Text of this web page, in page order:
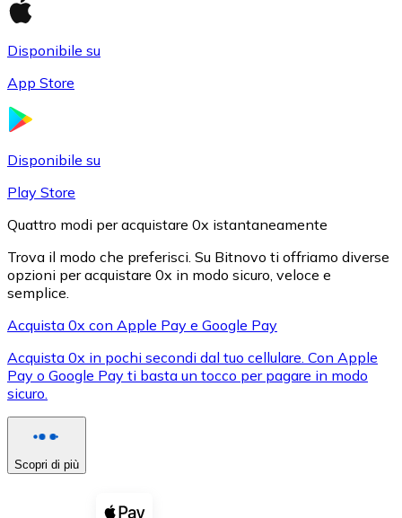
XRP
XRP
Vedi tutto
Buoni cripto
Disponibile su
App Store
Disponibile su
Play Store
Quattro modi per acquistare 0x istantaneamente
Trova il modo che preferisci. Su Bitnovo ti offriamo diverse
opzioni per acquistare 0x in modo sicuro, veloce e
semplice.
Acquista 0x con Apple Pay e Google Pay
Acquista 0x in pochi secondi dal tuo cellulare. Con Apple
Pay o Google Pay ti basta un tocco per pagare in modo
sicuro.
Scopri di più